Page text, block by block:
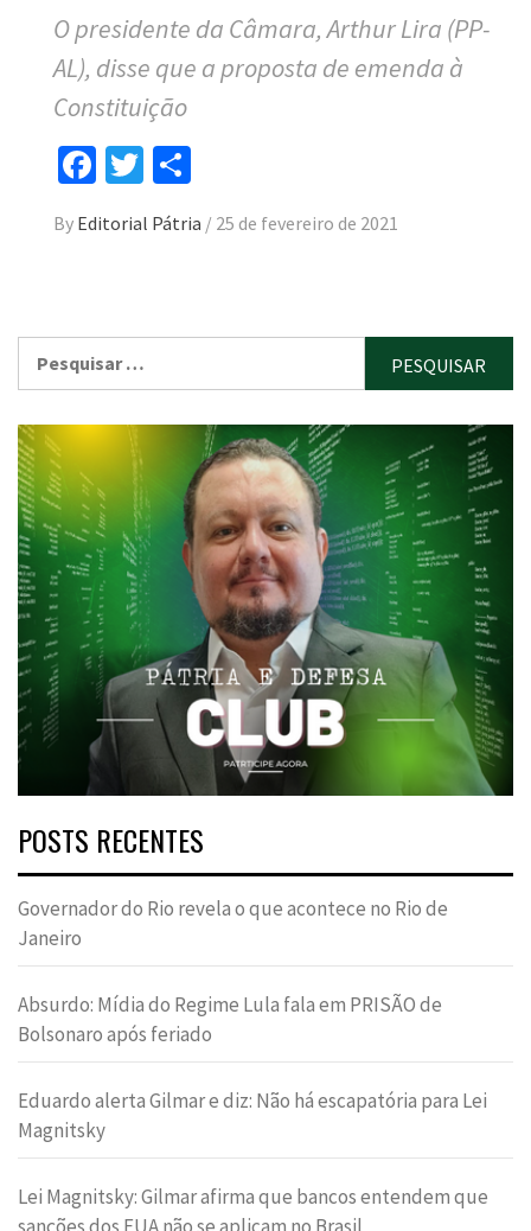
O presidente da Câmara, Arthur Lira (PP-
AL), disse que a proposta de emenda à
Constituição
Facebook
Twitter
By Editorial Pátria / 25 de fevereiro de 2021
por:
POSTS RECENTES
Governador do Rio revela o que acontece no Rio de
Janeiro
Absurdo: Mídia do Regime Lula fala em PRISÃO de
Bolsonaro após feriado
Eduardo alerta Gilmar e diz: Não há escapatória para Lei
Magnitsky
Lei Magnitsky: Gilmar afirma que bancos entendem que